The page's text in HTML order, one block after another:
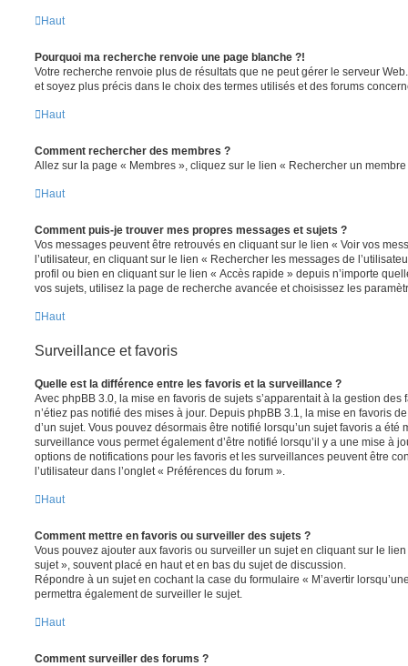
Haut
Pourquoi ma recherche renvoie une page blanche ?!
Votre recherche renvoie plus de résultats que ne peut gérer le serveur
et soyez plus précis dans le choix des termes utilisés et des forums
Haut
Comment rechercher des membres ?
Allez sur la page « Membres », cliquez sur le lien « Rechercher un membre
Haut
Comment puis-je trouver mes propres messages et sujets ?
Vos messages peuvent être retrouvés en cliquant sur le lien « Voir vos
l’utilisateur, en cliquant sur le lien « Rechercher les messages de
profil ou bien en cliquant sur le lien « Accès rapide » depuis n’importe
vos sujets, utilisez la page de recherche avancée et choisissez les
Haut
Surveillance et favoris
Quelle est la différence entre les favoris et la surveillance ?
Avec phpBB 3.0, la mise en favoris de sujets s’apparentait à la gestion des
n’étiez pas notifié des mises à jour. Depuis phpBB 3.1, la mise en favoris
d’un sujet. Vous pouvez désormais être notifié lorsqu’un sujet favoris a été
surveillance vous permet également d’être notifié lorsqu’il y a une mise à
options de notifications pour les favoris et les surveillances peuvent être
l’utilisateur dans l’onglet « Préférences du forum ».
Haut
Comment mettre en favoris ou surveiller des sujets ?
Vous pouvez ajouter aux favoris ou surveiller un sujet en cliquant sur le
sujet », souvent placé en haut et en bas du sujet de discussion.
Répondre à un sujet en cochant la case du formulaire « M’avertir
permettra également de surveiller le sujet.
Haut
Comment surveiller des forums ?